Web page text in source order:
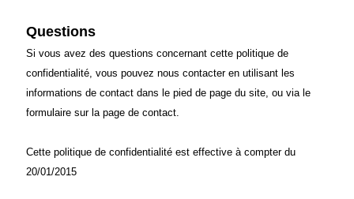
Questions
Si vous avez des questions concernant cette politique de
confidentialité, vous pouvez nous contacter en utilisant les
informations de contact dans le pied de page du site, ou via le
formulaire sur la page de contact.
Cette politique de confidentialité est effective à compter du
20/01/2015